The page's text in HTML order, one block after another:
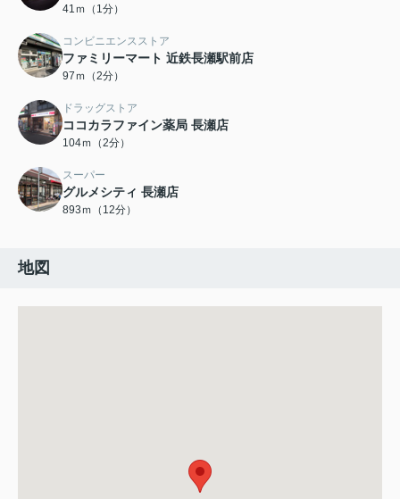
41ｍ（1分）
コンビニエンスストア
ファミリーマート 近鉄長瀬駅前店
97ｍ（2分）
ドラッグストア
ココカラファイン薬局 長瀬店
104ｍ（2分）
スーパー
グルメシティ 長瀬店
893ｍ（12分）
地図